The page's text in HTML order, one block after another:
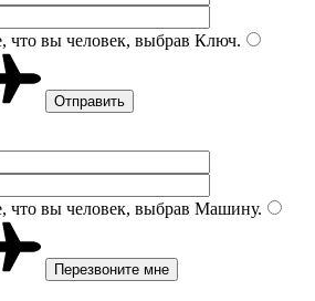
что вы человек, выбрав Ключ.
что вы человек, выбрав Машину.